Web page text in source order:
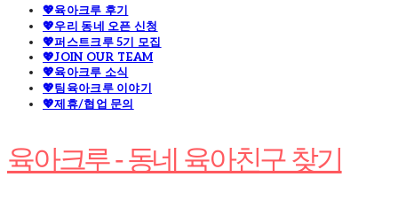
💖육아크루 후기
💖우리 동네 오픈 신청
💖퍼스트크루 5기 모집
💖JOIN OUR TEAM
💖육아크루 소식
💖팀육아크루 이야기
💖제휴/협업 문의
육아크루 - 동네 육아친구 찾기